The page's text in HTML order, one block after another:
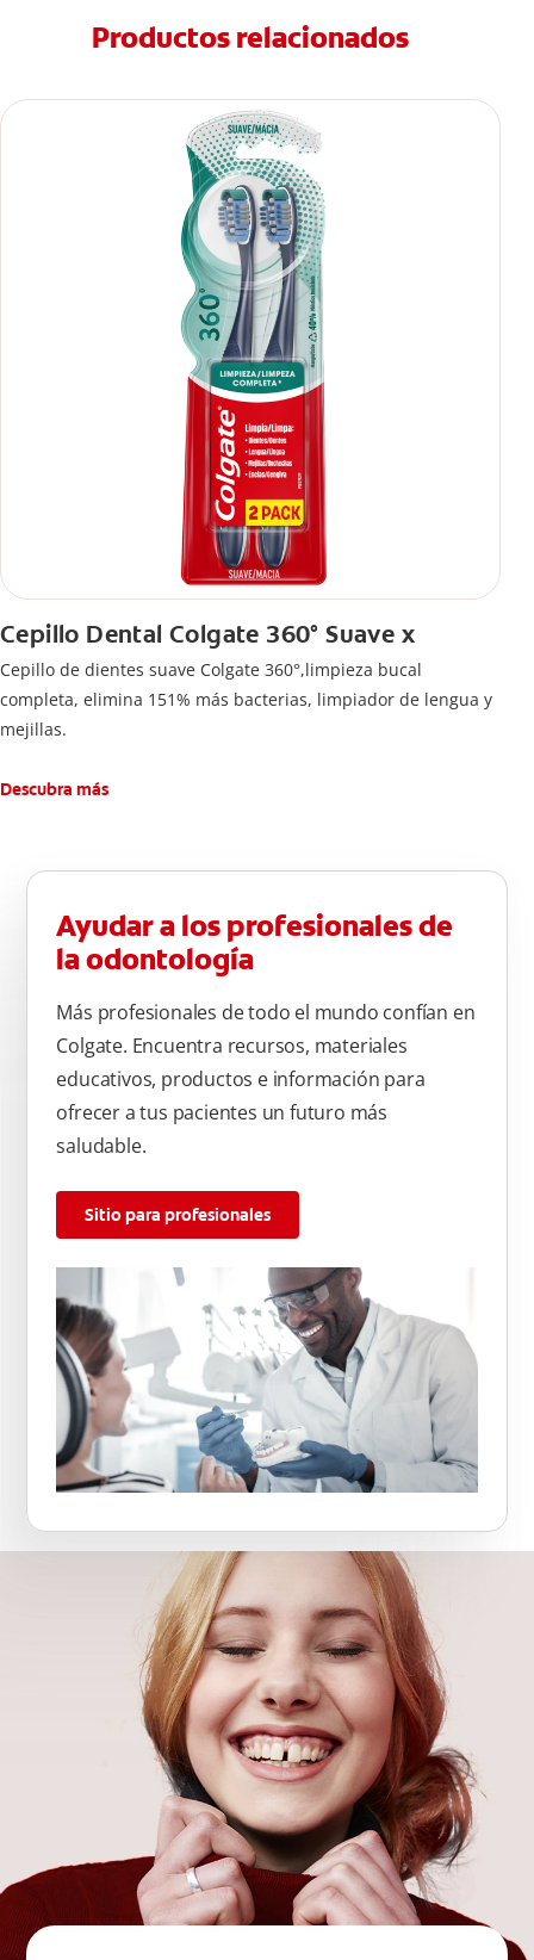
Productos relacionados
Cepillo Dental Colgate 360° Suave x
Cepillo de dientes suave Colgate 360°,limpieza bucal
completa, elimina 151% más bacterias, limpiador de lengua y
mejillas.
Descubra más
Ayudar a los profesionales de
la odontología
Más profesionales de todo el mundo confían en
Colgate. Encuentra recursos, materiales
educativos, productos e información para
ofrecer a tus pacientes un futuro más
saludable.
Sitio para profesionales